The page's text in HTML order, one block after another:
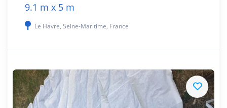
9.1 m x 5 m
Le Havre, Seine-Maritime, France